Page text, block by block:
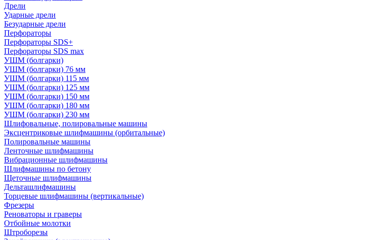
Дрели
Ударные дрели
Безударные дрели
Перфораторы
Перфораторы SDS+
Перфораторы SDS max
УШМ (болгарки)
УШМ (болгарки) 76 мм
УШМ (болгарки) 115 мм
УШМ (болгарки) 125 мм
УШМ (болгарки) 150 мм
УШМ (болгарки) 180 мм
УШМ (болгарки) 230 мм
Шлифовальные, полировальные машины
Эксцентриковые шлифмашины (орбитальные)
Полировальные машины
Ленточные шлифмашины
Вибрационные шлифмашины
Шлифмашины по бетону
Щеточные шлифмашины
Дельташлифмашины
Торцевые шлифмашины (вертикальные)
Фрезеры
Реноваторы и граверы
Отбойные молотки
Штроборезы